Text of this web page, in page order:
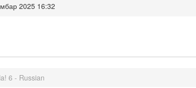
2025 16:32
6 - Russian